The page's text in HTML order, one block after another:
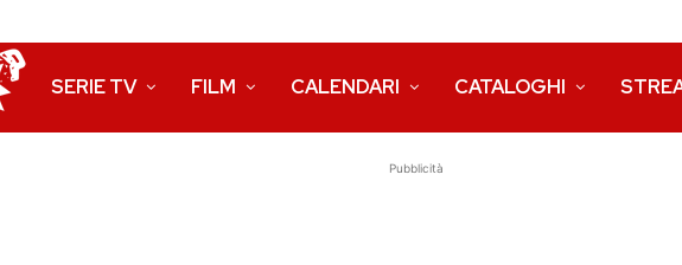
SERIE TV FILM CALENDARI CATALOGHI
Pubblicità